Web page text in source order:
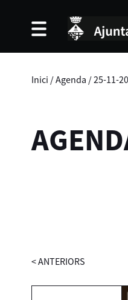
Inici /Agenda /25-11-
<ANTERIORS